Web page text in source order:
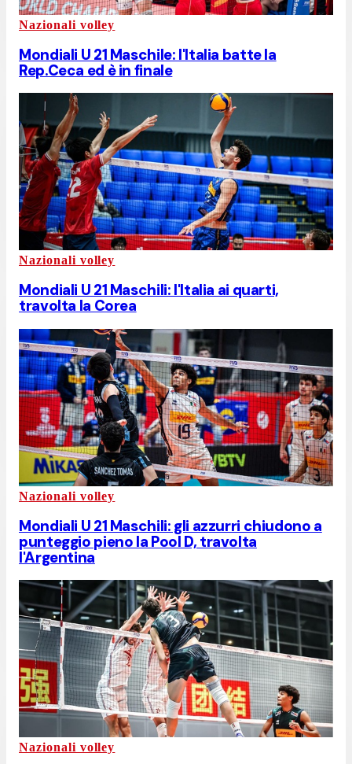
Nazionali volley
Mondiali U 21 Maschile: l'Italia batte la
Rep.Ceca ed è in finale
Nazionali volley
Mondiali U 21 Maschili: l'Italia ai quarti,
travolta la Corea
Nazionali volley
Mondiali U 21 Maschili: gli azzurri chiudono a
punteggio pieno la Pool D, travolta
l'Argentina
Nazionali volley